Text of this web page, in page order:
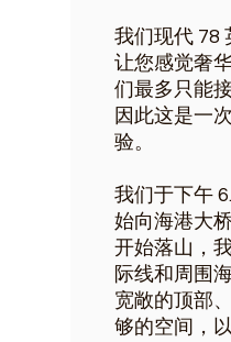
我们现代 78
让您感觉奢
们最多只能
因此这是一
验。
我们于下午
始向海港大
开始落山，
际线和周围
宽敞的顶部
够的空间，